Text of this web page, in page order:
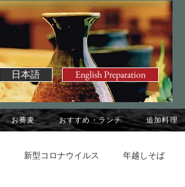
日本語 English Preparation
お蕎麦 おすすめ・ランチ 追加料理
新型コロナウイルス 年越しそば